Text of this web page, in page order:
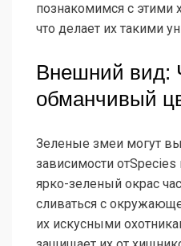
познакомимся с
что делает их такими
Внешний вид:
обманчивый
Зеленые змеи могут
зависимости отSpecies
ярко-зеленый окрас
сливаться с
их искусными